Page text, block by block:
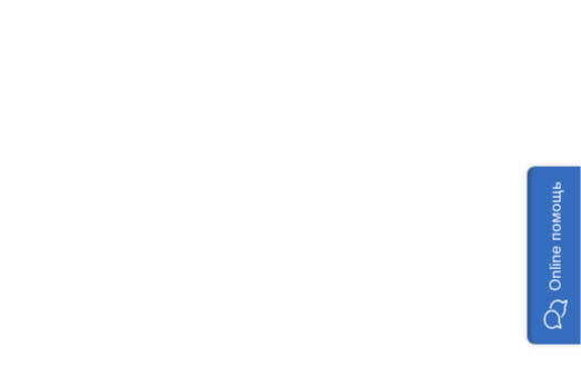
Online помощь